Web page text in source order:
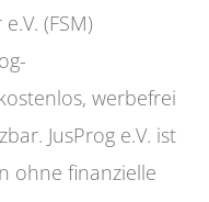
(FSM)
werbefrei
JusProg e.V. ist
ohne finanzielle